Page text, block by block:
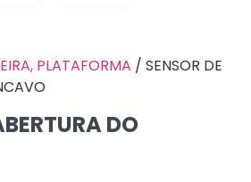
PLATAFORMA / SENSOR DE
DO